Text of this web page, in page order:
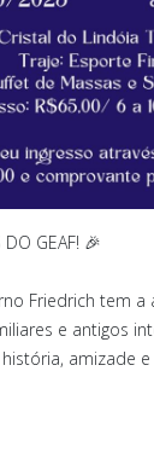
GEAF! 🎉
Friedrich tem a
e antigos
amizade